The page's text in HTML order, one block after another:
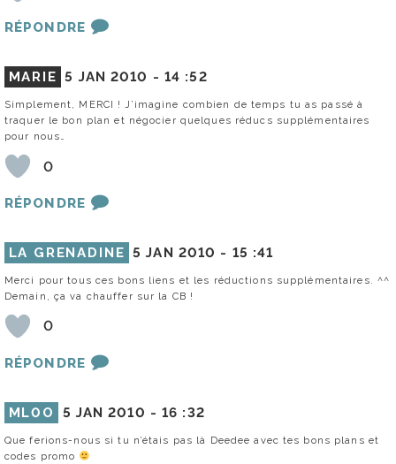
RÉPONDRE
MARIE 5 JAN 2010 - 14 :52
Simplement, MERCI ! J’imagine combien de temps tu as passé à
traquer le bon plan et négocier quelques réducs supplémentaires
pour nous…
0
RÉPONDRE
LA GRENADINE 5 JAN 2010 - 15 :41
Merci pour tous ces bons liens et les réductions supplémentaires. ^^
Demain, ça va chauffer sur la CB !
0
RÉPONDRE
ML0O 5 JAN 2010 -16 :32
Que ferions-nous si tu n’étais pas là Deedee avec tes bons plans et
codes promo